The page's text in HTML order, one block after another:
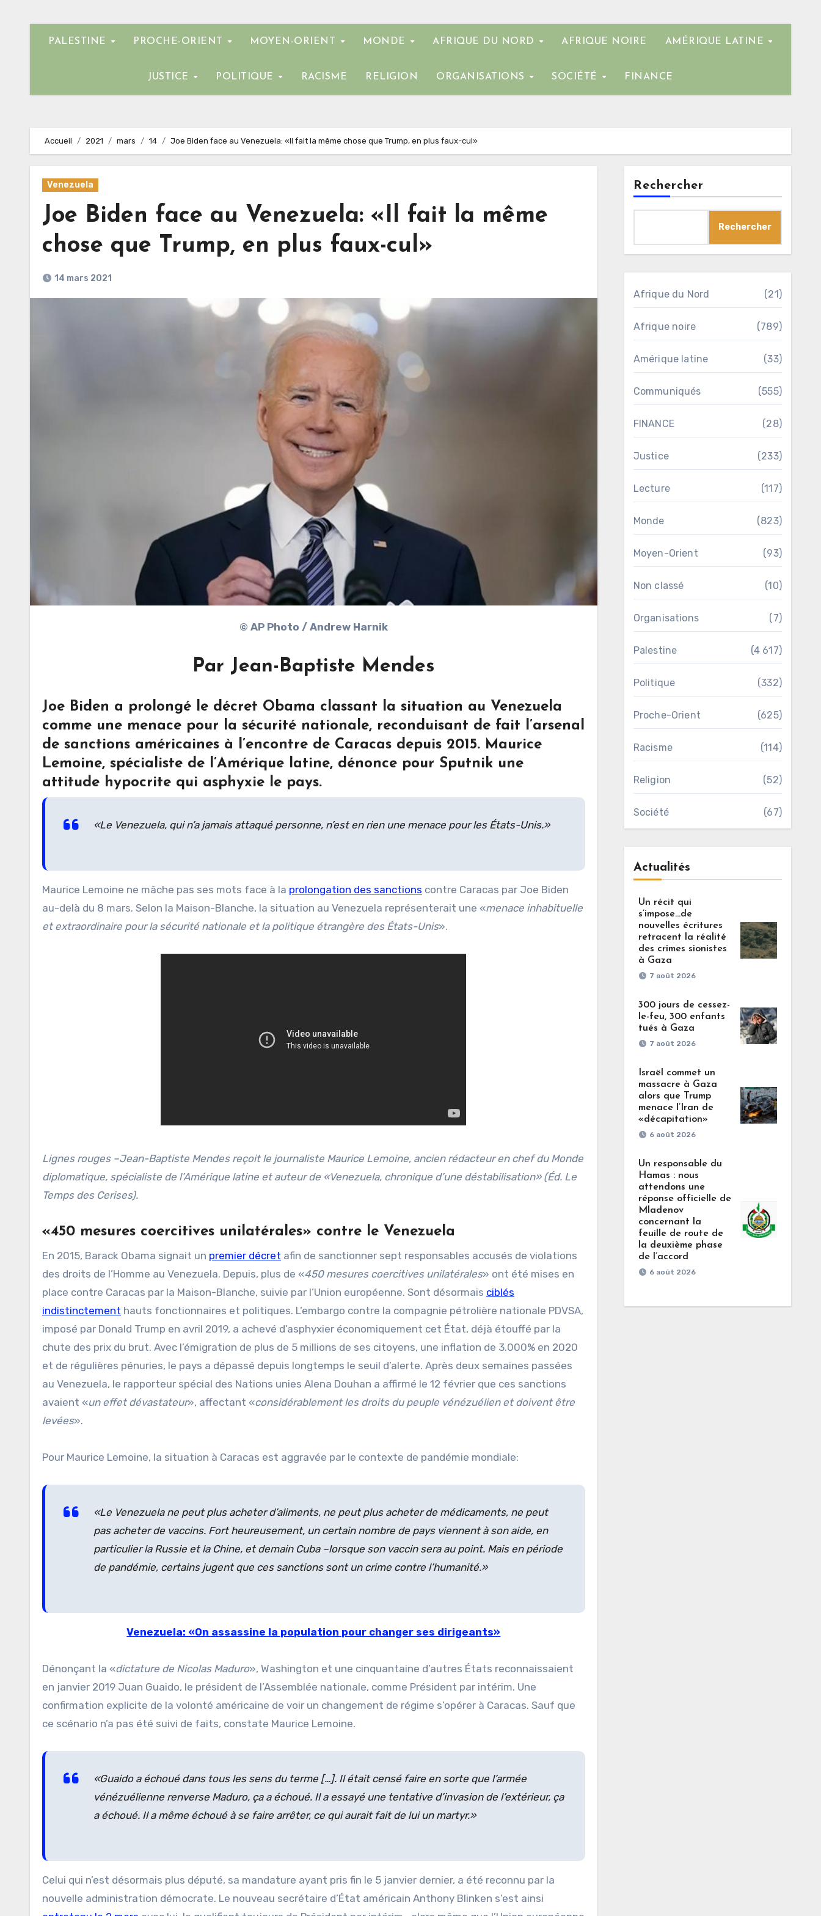
PALESTINE PROCHE-ORIENT MOYEN-ORIENT MONDE AFRIQUE DU NORD AFRIQUE NOIRE AMÉRIQUE LATINE
JUSTICE POLITIQUE RACISME RELIGION ORGANISATIONS SOCIÉTÉ FINANCE
Accueil 2021 mars 14 Joe Biden face au Venezuela: «Il fait la même chose que Trump, en plus faux-cul»
Venezuela
Joe Biden face au Venezuela: «Il fait la même
chose que Trump, en plus faux-cul»
14 mars 2021
© AP Photo / Andrew Harnik
Par Jean-Baptiste Mendes
Joe Biden a prolongé le décret Obama classant la situation au Venezuela
comme une menace pour la sécurité nationale, reconduisant de fait l’arsenal
de sanctions américaines à l’encontre de Caracas depuis 2015. Maurice
Lemoine, spécialiste de l’Amérique latine, dénonce pour Sputnik une
attitude hypocrite qui asphyxie le pays.
«Le Venezuela, qui n’a jamais attaqué personne, n’est en rien une menace pour les États-Unis.»
Maurice Lemoine ne mâche pas ses mots face à la prolongation des sanctions contre Caracas par Joe Biden
au-delà du 8 mars. Selon la Maison-Blanche, la situation au Venezuela représenterait une «menace inhabituelle
et extraordinaire pour la sécurité nationale et la politique étrangère des États-Unis».
Lignes rouges –Jean-Baptiste Mendes reçoit le journaliste Maurice Lemoine, ancien rédacteur en chef du Monde
diplomatique, spécialiste de l’Amérique latine et auteur de «Venezuela, chronique d’une déstabilisation» (Éd. Le
Temps des Cerises).
«450 mesures coercitives unilatérales» contre le Venezuela
En 2015, Barack Obama signait un premier décret afin de sanctionner sept responsables accusés de violations
des droits de l’Homme au Venezuela. Depuis, plus de «450 mesures coercitives unilatérales» ont été mises en
place contre Caracas par la Maison-Blanche, suivie par l’Union européenne. Sont désormais ciblés
indistinctement hauts fonctionnaires et politiques. L’embargo contre la compagnie pétrolière nationale PDVSA,
imposé par Donald Trump en avril 2019, a achevé d’asphyxier économiquement cet État, déjà étouffé par la
chute des prix du brut. Avec l’émigration de plus de 5 millions de ses citoyens, une inflation de 3.000% en 2020
et de régulières pénuries, le pays a dépassé depuis longtemps le seuil d’alerte. Après deux semaines passées
au Venezuela, le rapporteur spécial des Nations unies Alena Douhan a affirmé le 12 février que ces sanctions
avaient «un effet dévastateur», affectant «considérablement les droits du peuple vénézuélien et doivent être
levées».
Pour Maurice Lemoine, la situation à Caracas est aggravée par le contexte de pandémie mondiale:
«Le Venezuela ne peut plus acheter d’aliments, ne peut plus acheter de médicaments, ne peut
pas acheter de vaccins. Fort heureusement, un certain nombre de pays viennent à son aide, en
particulier la Russie et la Chine, et demain Cuba –lorsque son vaccin sera au point. Mais en période
de pandémie, certains jugent que ces sanctions sont un crime contre l’humanité.»
Venezuela: «On assassine la population pour changer ses dirigeants»
Dénonçant la «dictature de Nicolas Maduro», Washington et une cinquantaine d’autres États reconnaissaient
en janvier 2019 Juan Guaido, le président de l’Assemblée nationale, comme Président par intérim. Une
confirmation explicite de la volonté américaine de voir un changement de régime s’opérer à Caracas. Sauf que
ce scénario n’a pas été suivi de faits, constate Maurice Lemoine.
«Guaido a échoué dans tous les sens du terme […]. Il était censé faire en sorte que l’armée
vénézuélienne renverse Maduro, ça a échoué. Il a essayé une tentative d’invasion de l’extérieur, ça
a échoué. Il a même échoué à se faire arrêter, ce qui aurait fait de lui un martyr.»
Celui qui n’est désormais plus député, sa mandature ayant pris fin le 5 janvier dernier, a été reconnu par la
nouvelle administration démocrate. Le nouveau secrétaire d’État américain Anthony Blinken s’est ainsi
Rechercher
Rechercher
Afrique du Nord (21)
Afrique noire (789)
Amérique latine (33)
Communiqués (555)
FINANCE (28)
Justice (233)
Lecture (117)
Monde (823)
Moyen-Orient (93)
Non classé (10)
Organisations (7)
Palestine (4 617)
Politique (332)
Proche-Orient (625)
Racisme (114)
Religion (52)
Société (67)
Actualités
Un récit qui
s’impose…de
nouvelles écritures
retracent la réalité
des crimes sionistes
à Gaza
7 août 2026
300 jours de cessez-
le-feu, 300 enfants
tués à Gaza
7 août 2026
Israël commet un
massacre à Gaza
alors que Trump
menace l’Iran de
«décapitation»
6 août 2026
Un responsable du
Hamas : nous
attendons une
réponse officielle de
Mladenov
concernant la
feuille de route de
la deuxième phase
de l’accord
6 août 2026